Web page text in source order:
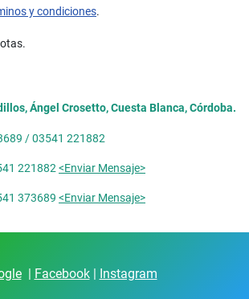
y condiciones.
Ángel Crosetto, Cuesta Blanca, Córdoba.
/ 03541 221882
221882<Enviar Mensaje>
373689 <Enviar Mensaje>
| Facebook| Instagram